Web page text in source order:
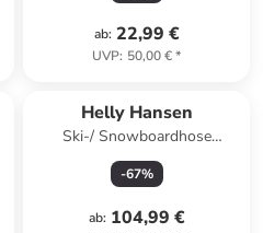
ab: 22,99 €
UVP: 50,00 €*
Helly Hansen
Ski-/ Snowboardhose
"Powderqueen" in Grau
-67%
ab: 104,99 €